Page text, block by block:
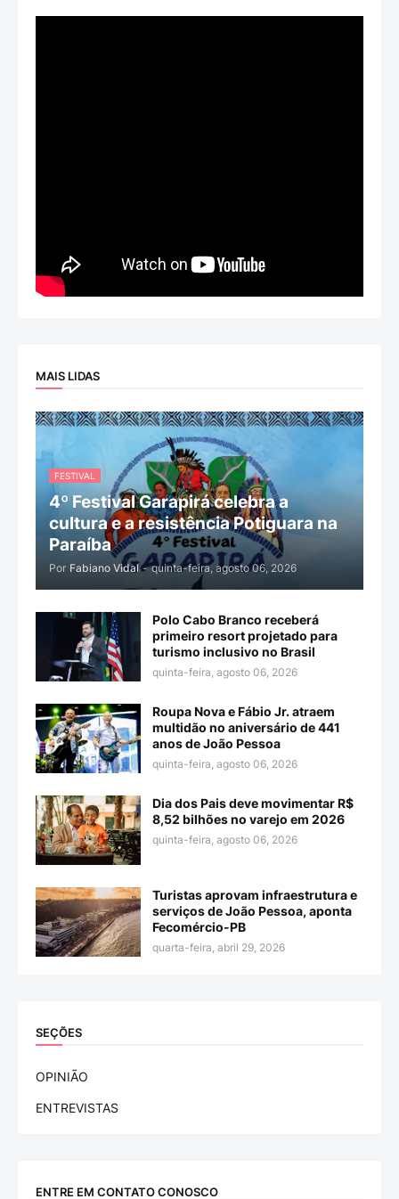
MAIS LIDAS
FESTIVAL
4º Festival Garapirá celebra a
cultura e a resistência Potiguara na
Paraíba
Por Fabiano Vidal - quinta-feira, agosto 06, 2026
Polo Cabo Branco receberá
primeiro resort projetado para
turismo inclusivo no Brasil
quinta-feira, agosto 06, 2026
Roupa Nova e Fábio Jr. atraem
multidão no aniversário de 441
anos de João Pessoa
quinta-feira, agosto 06, 2026
Dia dos Pais deve movimentar R$
8,52 bilhões no varejo em 2026
quinta-feira, agosto 06, 2026
Turistas aprovam infraestrutura e
serviços de João Pessoa, aponta
Fecomércio-PB
quarta-feira, abril 29, 2026
SEÇÕES
OPINIÃO
ENTREVISTAS
ENTRE EM CONTATO CONOSCO